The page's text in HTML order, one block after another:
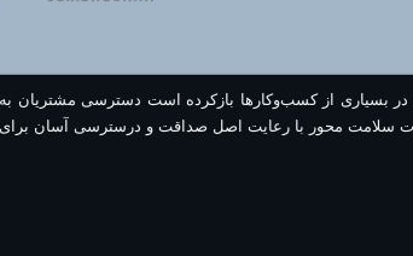
بسیاری از کسب‌وکارها بازکرده است دسترسی مشتریان
سلامت محور با رعایت اصل صداقت و درسترسی آسان